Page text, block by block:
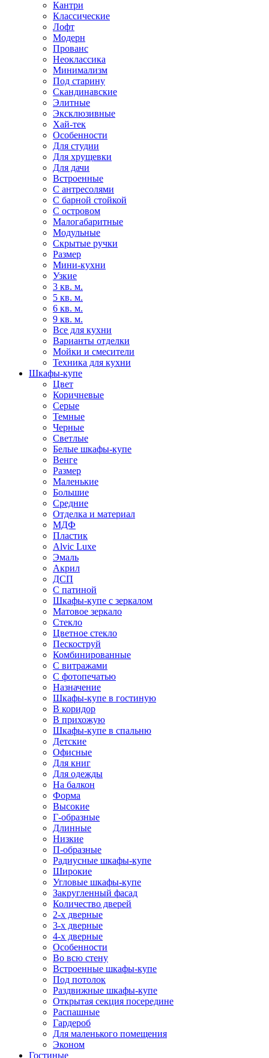
Кантри
Классические
Лофт
Модерн
Прованс
Неоклассика
Минимализм
Под старину
Скандинавские
Элитные
Эксклюзивные
Хай-тек
Особенности
Для студии
Для хрущевки
Для дачи
Встроенные
С антресолями
С барной стойкой
С островом
Малогабаритные
Модульные
Скрытые ручки
Размер
Мини-кухни
Узкие
3 кв. м.
5 кв. м.
6 кв. м.
9 кв. м.
Все для кухни
Варианты отделки
Мойки и смесители
Техника для кухни
Шкафы-купе
Цвет
Коричневые
Серые
Темные
Черные
Светлые
Белые шкафы-купе
Венге
Размер
Маленькие
Большие
Средние
Отделка и материал
МДФ
Пластик
Alvic Luxe
Эмаль
Акрил
ДСП
С патиной
Шкафы-купе с зеркалом
Матовое зеркало
Стекло
Цветное стекло
Пескоструй
Комбинированные
С витражами
С фотопечатью
Назначение
Шкафы-купе в гостиную
В коридор
В прихожую
Шкафы-купе в спальню
Детские
Офисные
Для книг
Для одежды
На балкон
Форма
Высокие
Г-образные
Длинные
Низкие
П-образные
Радиусные шкафы-купе
Широкие
Угловые шкафы-купе
Закругленный фасад
Количество дверей
2-х дверные
3-х дверные
4-х дверные
Особенности
Во всю стену
Встроенные шкафы-купе
Под потолок
Раздвижные шкафы-купе
Открытая секция посередине
Распашные
Гардероб
Для маленького помещения
Эконом
Гостиные